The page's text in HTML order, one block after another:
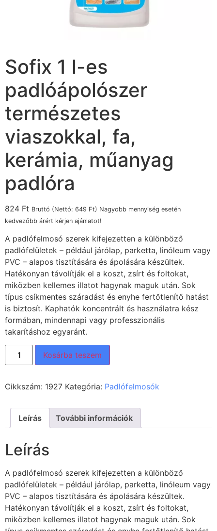
Sofix 1 l-es
padlóápolószer
természetes
viaszokkal, fa,
kerámia, műanyag
padlóra
824 Ft Bruttó (Nettó: 649 Ft) Nagyobb mennyiség esetén
kedvezőbb árért kérjen ajánlatot!
A padlófelmosó szerek kifejezetten a különböző
padlófelületek – például járólap, parketta, linóleum vagy
PVC – alapos tisztítására és ápolására készültek.
Hatékonyan távolítják el a koszt, zsírt és foltokat,
miközben kellemes illatot hagynak maguk után. Sok
típus csíkmentes száradást és enyhe fertőtlenítő hatást
is biztosít. Kaphatók koncentrált és használatra kész
formában, mindennapi vagy professzionális
takarításhoz egyaránt.
Kosárba teszem
Cikkszám: 1927 Kategória: Padlófelmosók
Leírás További információk
Leírás
A padlófelmosó szerek kifejezetten a különböző
padlófelületek – például járólap, parketta, linóleum vagy
PVC – alapos tisztítására és ápolására készültek.
Hatékonyan távolítják el a koszt, zsírt és foltokat,
miközben kellemes illatot hagynak maguk után. Sok